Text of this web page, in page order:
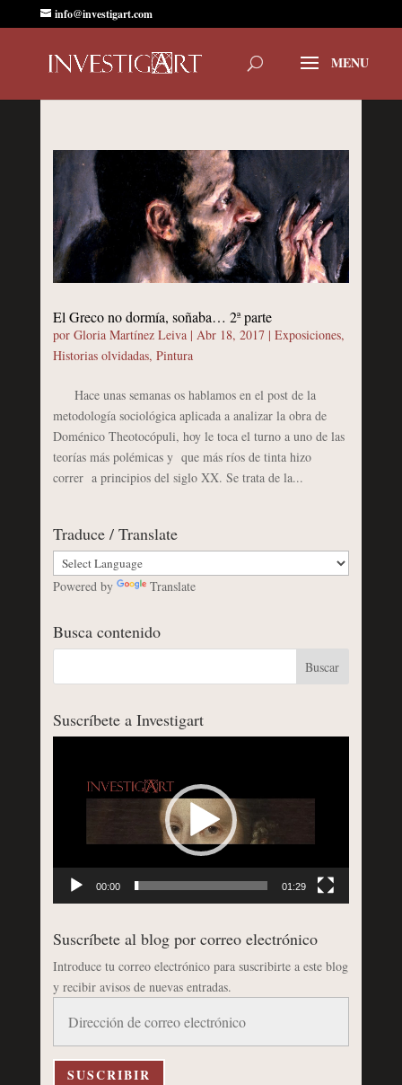
info@investigart.com
El Greco no dormía, soñaba… 2ª parte
por Gloria Martínez Leiva| Abr 18, 2017| Exposiciones,
Historias olvidadas, Pintura
Hace unas semanas os hablamos en el post de la
metodología sociológica aplicada a analizar la obra de
Doménico Theotocópuli, hoy le toca el turno a uno de las
teorías más polémicas y que más ríos de tinta hizo
correr a principios del siglo XX. Se trata de la...
Traduce / Translate
Powered by Translate
Busca contenido
Suscríbete a Investigart
00:00 01:29
Suscríbete al blog por correo electrónico
Introduce tu correo electrónico para suscribirte a este blog
y recibir avisos de nuevas entradas.
correo
electrónico
SUSCRIBIR